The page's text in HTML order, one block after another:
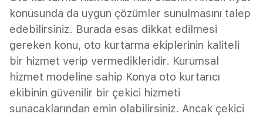
konusunda da uygun çözümler sunulmasını talep
edebilirsiniz. Burada esas dikkat edilmesi
gereken konu, oto kurtarma ekiplerinin kaliteli
bir hizmet verip vermedikleridir. Kurumsal
hizmet modeline sahip Konya oto kurtarıcı
ekibinin güvenilir bir çekici hizmeti
sunacaklarından emin olabilirsiniz. Ancak çekici